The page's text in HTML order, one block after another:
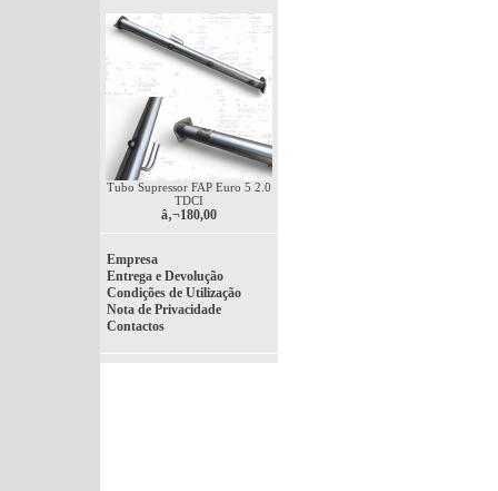
Tubo Supressor FAP Euro 5 2.0
TDCI
â‚¬180,00
Empresa
Entrega e Devolução
Condições de Utilização
Nota de Privacidade
Contactos